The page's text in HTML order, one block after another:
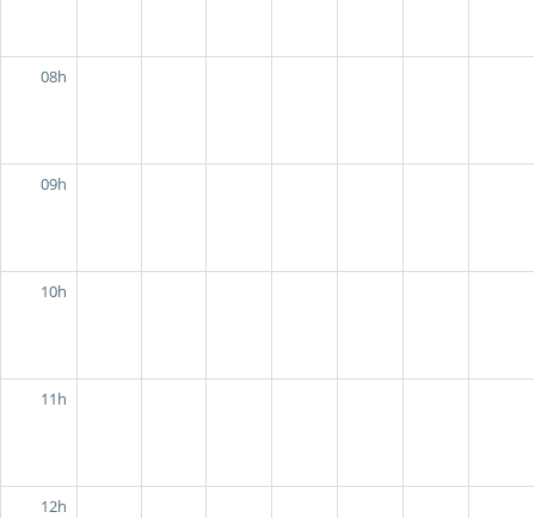
08h
09h
10h
11h
12h